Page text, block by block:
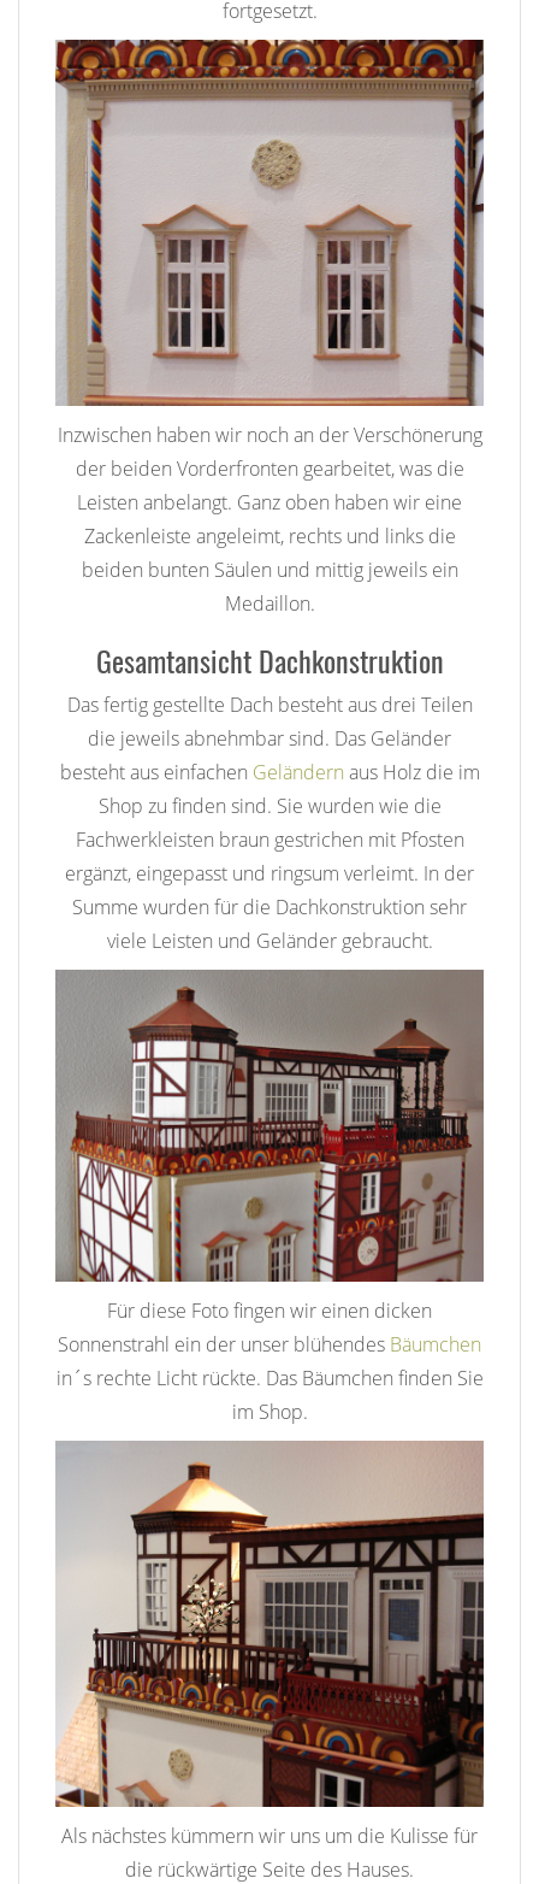
fortgesetzt.
Inzwischen haben wir noch an der Verschönerung
der beiden Vorderfronten gearbeitet, was die
Leisten anbelangt. Ganz oben haben wir eine
Zackenleiste angeleimt, rechts und links die
beiden bunten Säulen und mittig jeweils ein
Medaillon.
Gesamtansicht Dachkonstruktion
Das fertig gestellte Dach besteht aus drei Teilen
die jeweils abnehmbar sind. Das Geländer
besteht aus einfachen Geländern aus Holz die im
Shop zu finden sind. Sie wurden wie die
Fachwerkleisten braun gestrichen mit Pfosten
ergänzt, eingepasst und ringsum verleimt. In der
Summe wurden für die Dachkonstruktion sehr
viele Leisten und Geländer gebraucht.
Für diese Foto fingen wir einen dicken
Sonnenstrahl ein der unser blühendes Bäumchen
in´s rechte Licht rückte. Das Bäumchen finden Sie
im Shop.
Als nächstes kümmern wir uns um die Kulisse für
die rückwärtige Seite des Hauses.